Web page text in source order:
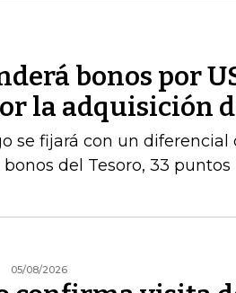
bonos por
la adquisición
se fijará con un diferencial
del Tesoro, 33
05/08/2026